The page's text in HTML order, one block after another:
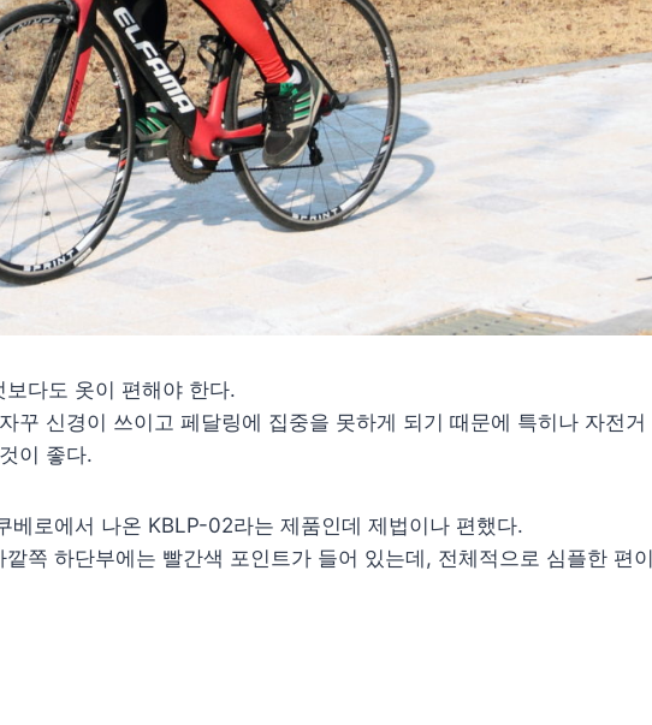
다도 옷이 편해야 한다.
꾸 신경이 쓰이고 페달링에 집중을 못하게 되기 때문에 특히나 자전거
이 좋다.
베로에서 나온 KBLP-02라는 제품인데 제법이나 편했다.
쪽 하단부에는 빨간색 포인트가 들어 있는데, 전체적으로 심플한 편이